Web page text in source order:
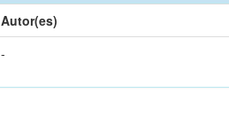
Autor(es)
-